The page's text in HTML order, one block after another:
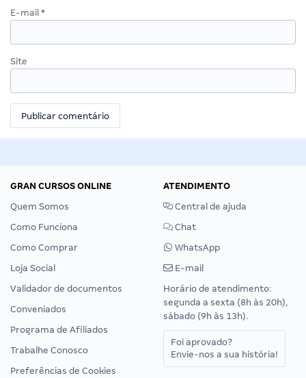
E-mail *
Site
GRAN CURSOS ONLINE
Quem Somos
Como Funciona
Como Comprar
Loja Social
Validador de documentos
Conveniados
Programa de Afiliados
Trabalhe Conosco
Preferências de Cookies
ATENDIMENTO
Central de ajuda
Chat
WhatsApp
E-mail
Horário de atendimento:
segunda a sexta (8h às 20h),
sábado (9h às 13h).
Foi aprovado?
Envie-nos a sua história!